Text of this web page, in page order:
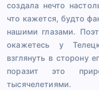
создала нечто
что кажется, будто
нашими глазами.
окажетесь у
взглянуть в сторону
поразит это
тысячелетиями.